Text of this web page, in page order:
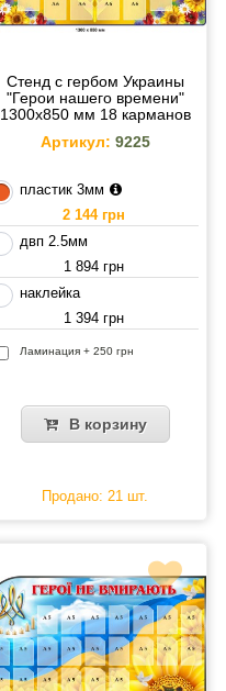
Стенд с гербом Украины
"Герои нашего времени"
1300х850 мм 18 карманов
Артикул: 9225
пластик 3мм
2 144 грн
двп 2.5мм
1 894 грн
наклейка
1 394 грн
Ламинация + 250 грн
В корзину
Продано: 21 шт.